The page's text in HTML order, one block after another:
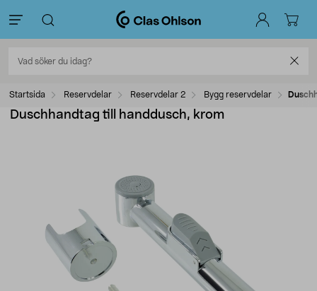
Startsida Reservdelar Reservdelar 2 Bygg reservdelar
Duschhandtag till handdusch, krom